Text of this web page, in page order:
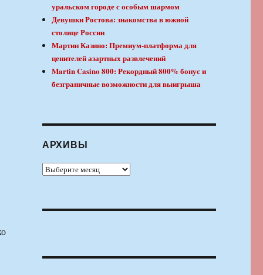
уральском городе с особым шармом
Девушки Ростова: знакомства в южной
столице России
Мартин Казино: Премиум-платформа для
ценителей азартных развлечений
Martin Casino 800: Рекордный 800% бонус и
безграничные возможности для выигрыша
АРХИВЫ
Архивы